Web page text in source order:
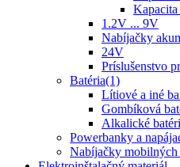
1.2V ... 9V
Nabíjačky
24V
Príslušenstvo
Batéria(1)
Lítiové a iné
Gombíková
Alkalické
Powerbanky a
Nabíjačky mobilných